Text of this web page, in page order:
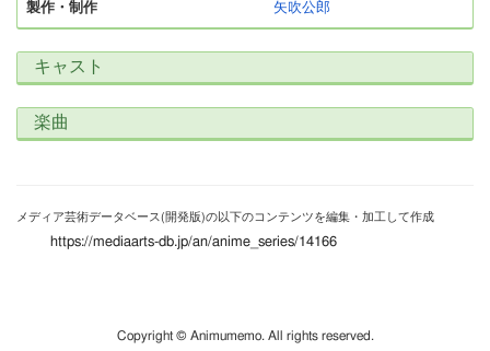
製作・制作 矢吹公郎
キャスト
楽曲
メディア芸術データベース(開発版)の以下のコンテンツを編集・加工して作成
https://mediaarts-db.jp/an/anime_series/14166
Copyright © Animumemo. All rights reserved.